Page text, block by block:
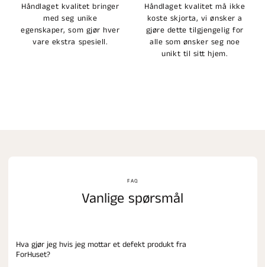
Håndlaget kvalitet bringer
med seg unike
egenskaper, som gjør hver
vare ekstra spesiell.
Håndlaget kvalitet må ikke
koste skjorta, vi ønsker a
gjøre dette tilgjengelig for
alle som ønsker seg noe
unikt til sitt hjem.
FAQ
Vanlige spørsmål
Hva gjør jeg hvis jeg mottar et defekt produkt fra
ForHuset?